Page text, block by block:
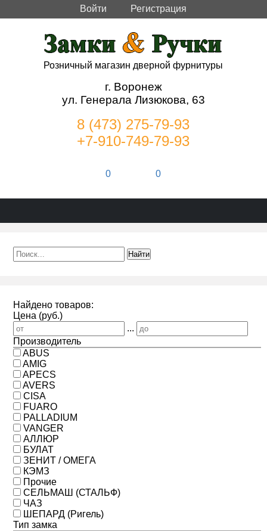
Войти Регистрация
Розничный магазин дверной фурнитуры
г. Воронеж
ул. Генерала Лизюкова, 63
8 (473) 275-79-93
+7-910-749-79-93
0 0
Найдено товаров:
Цена (руб.)
...
Производитель
ABUS
AMIG
APECS
AVERS
CISA
FUARO
PALLADIUM
VANGER
АЛЛЮР
БУЛАТ
ЗЕНИТ / ОМЕГА
КЭМЗ
Прочие
СЕЛЬМАШ (СТАЛЬФ)
ЧАЗ
ШЕПАРД (Ригель)
Тип замка